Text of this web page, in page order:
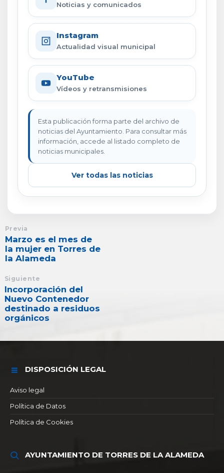
Noticias y comunicados
Instagram
Actualidad visual municipal
YouTube
Vídeos y retransmisiones
Esta publicación forma parte del archivo de
noticias del Ayuntamiento. Para consultar más
información, accede al listado completo de
noticias municipales.
Ver todas las noticias
Previa
Marzo es el mes de
la mujer en Torres de
la Alameda
Siguiente
Incorporación del
Nuevo Contenedor
destinado a residuos
orgánicos
DISPOSICIÓN LEGAL
Aviso legal
Política de Datos
Política de Cookies
AYUNTAMIENTO DE TORRES DE LA ALAMEDA